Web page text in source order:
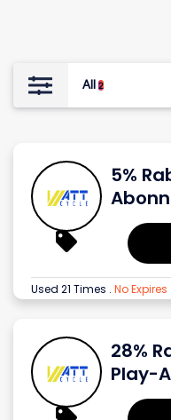
All 2
5%
Used 21 Times . No Expires
28%
Play-